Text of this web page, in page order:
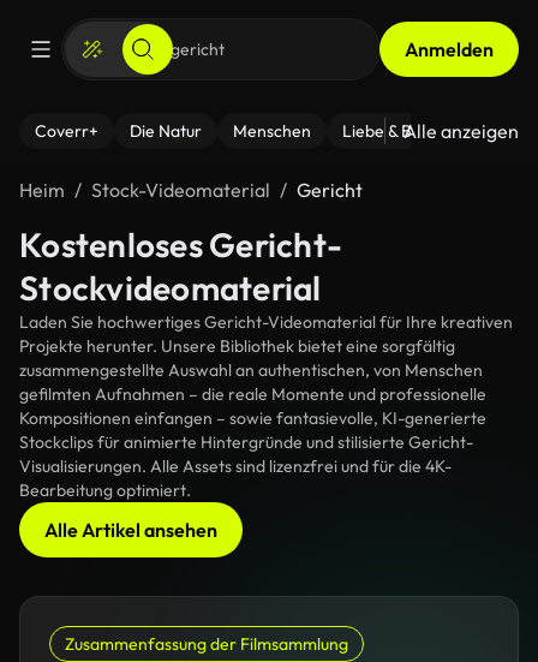
Anmelden
Coverr+ Die Natur Menschen Liebe & Beziehungen
Alle anzeigen
Heim Stock-Videomaterial Gericht
Kostenloses Gericht-
Stockvideomaterial
Laden Sie hochwertiges Gericht-Videomaterial für Ihre kreativen
Projekte herunter. Unsere Bibliothek bietet eine sorgfältig
zusammengestellte Auswahl an authentischen, von Menschen
gefilmten Aufnahmen – die reale Momente und professionelle
Kompositionen einfangen – sowie fantasievolle, KI-generierte
Stockclips für animierte Hintergründe und stilisierte Gericht-
Visualisierungen. Alle Assets sind lizenzfrei und für die 4K-
Bearbeitung optimiert.
Alle Artikel ansehen
Zusammenfassung der Filmsammlung